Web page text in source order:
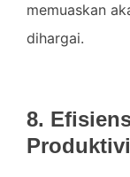
memuaskan
dihargai.
8.